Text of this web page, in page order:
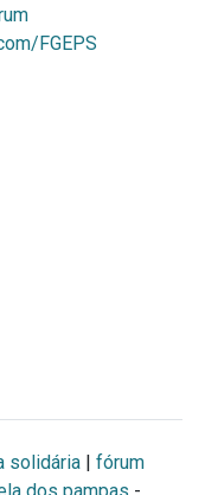
FGEPS
solidária
fórum